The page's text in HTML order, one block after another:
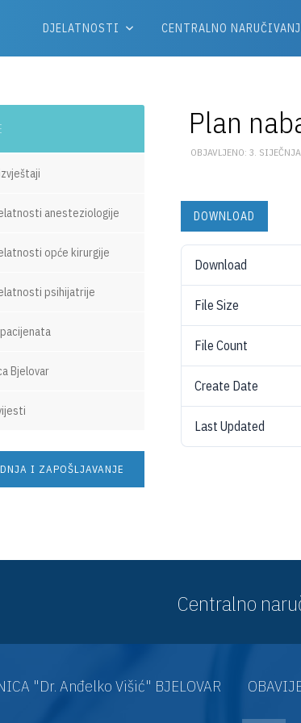
DJELATNOSTI CENTRALNO
Plan
OBJAVLJENO: 3.
DOWNLOAD
Download
File Size
File Count
Create Date
Last Updated
anesteziologije
opće kirurgije
psihijatrije
Bjelovar
I ZAPOŠLJAVANJE
Centralno
"Dr. Anđelko Višić" BJELOVAR